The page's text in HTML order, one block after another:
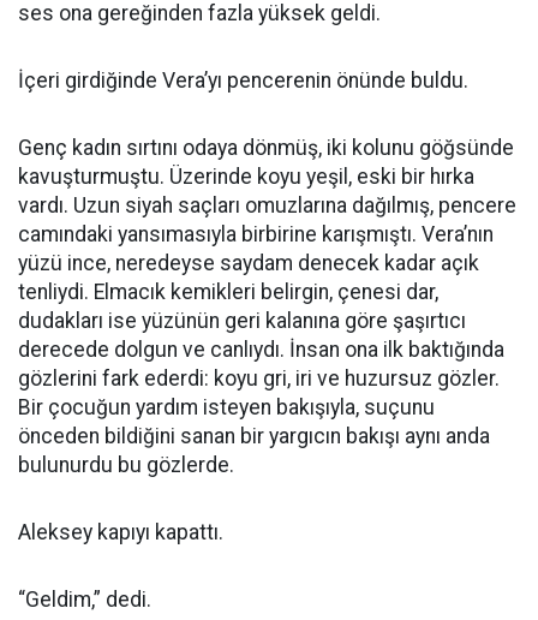
ses ona gereğinden fazla yüksek geldi.
İçeri girdiğinde Vera’yı pencerenin önünde buldu.
Genç kadın sırtını odaya dönmüş, iki kolunu göğsünde
kavuşturmuştu. Üzerinde koyu yeşil, eski bir hırka
vardı. Uzun siyah saçları omuzlarına dağılmış, pencere
camındaki yansımasıyla birbirine karışmıştı. Vera’nın
yüzü ince, neredeyse saydam denecek kadar açık
tenliydi. Elmacık kemikleri belirgin, çenesi dar,
dudakları ise yüzünün geri kalanına göre şaşırtıcı
derecede dolgun ve canlıydı. İnsan ona ilk baktığında
gözlerini fark ederdi: koyu gri, iri ve huzursuz gözler.
Bir çocuğun yardım isteyen bakışıyla, suçunu
önceden bildiğini sanan bir yargıcın bakışı aynı anda
bulunurdu bu gözlerde.
Aleksey kapıyı kapattı.
“Geldim,” dedi.